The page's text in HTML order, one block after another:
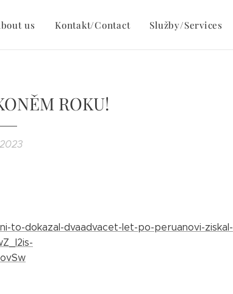
us Kontakt/Contact Služby/Services
ROKU!
to-dokazal-dvaadvacet-let-po-peruanovi-ziskal-